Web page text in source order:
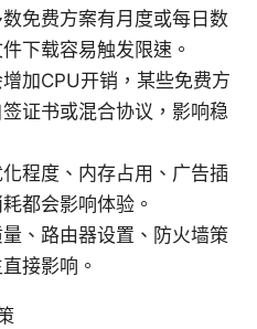
免费方案有月度或每日数
下载容易触发限速。
加CPU开销，某些免费方
证书或混合协议，影响稳
程度、内存占用、广告插
都会影响体验。
、路由器设置、防火墙策
接影响。